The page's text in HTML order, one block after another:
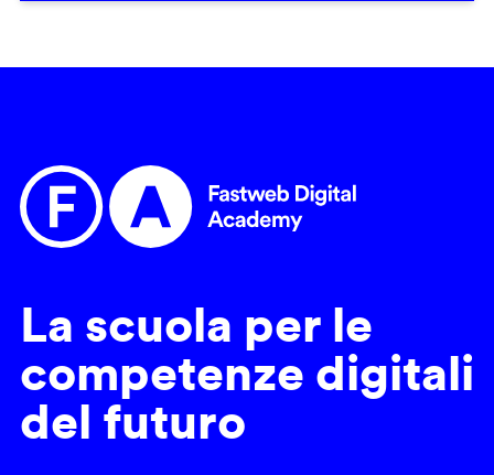
La scuola per le
competenze digitali
del futuro